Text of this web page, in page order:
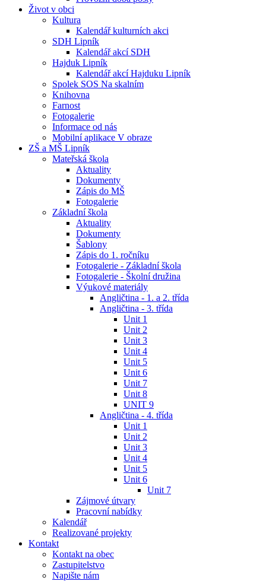
Život v obci
Kultura
Kalendář kulturních akci
SDH Lipník
Kalendář akcí SDH
Hajduk Lipník
Kalendář akcí Hajduku Lipník
Spolek SOS Na skalním
Knihovna
Farnost
Fotogalerie
Informace od nás
Mobilní aplikace V obraze
ZŠ a MŠ Lipník
Mateřská škola
Aktuality
Dokumenty
Zápis do MŠ
Fotogalerie
Základní škola
Aktuality
Dokumenty
Šablony
Zápis do 1. ročníku
Fotogalerie - Základní škola
Fotogalerie - Školní družina
Výukové materiály
Angličtina - 1. a 2. třída
Angličtina - 3. třída
Unit 1
Unit 2
Unit 3
Unit 4
Unit 5
Unit 6
Unit 7
Unit 8
UNIT 9
Angličtina - 4. třída
Unit 1
Unit 2
Unit 3
Unit 4
Unit 5
Unit 6
Unit 7
Zájmové útvary
Pracovní nabídky
Kalendář
Realizované projekty
Kontakt
Kontakt na obec
Zastupitelstvo
Napište nám